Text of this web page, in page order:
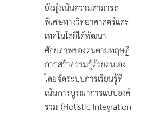
ยังมุ่งเน้นความสามารถ
พิเศษทางวิทยาศาสตร์และ
เทคโนโลยีได้พัฒนา
ศักยภาพของตนตามทฤษฏี
การสร้าความรู้ด้วยตนเอง
โดยจัดระบบการเรียนรู้ที่
เน้นการบูรณาการแบบองค์
รวม (Holistic Integration